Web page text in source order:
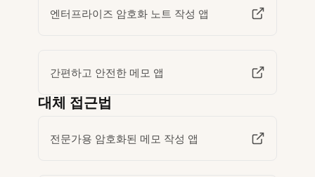
엔터프라이즈 암호화 노트 작성 앱
간편하고 안전한 메모 앱
대체 접근법
전문가용 암호화된 메모 작성 앱